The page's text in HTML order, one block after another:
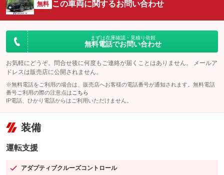
無料 この車両に関するお問い合わせ
まずは在庫確認・見積り依頼
無料電話でお問い合わせ
お気軽にどうぞ。問合せ後に何度もご連絡が届くことはありません。 メールア
ドレスは販売店に公開されません。
※無料電話をご利用の場合は、販売店へお客様の電話番号が通知されます。無料電話
番号ご利用の際の注意点は こちら
IP電話、ひかり電話からはご利用いただけません。
装備
運転支援
アダプティブクルーズコントロール
：装備あり